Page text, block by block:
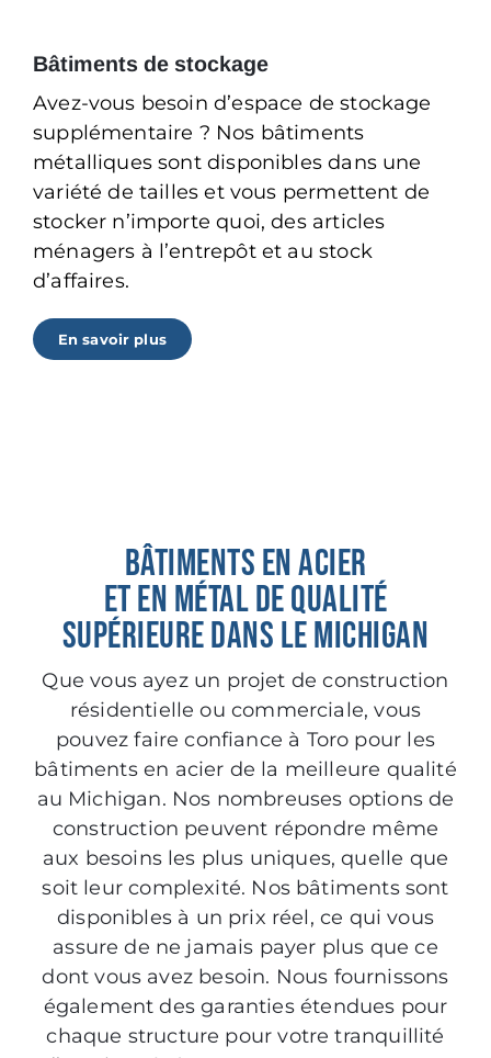
Bâtiments de stockage
Avez-vous besoin d’espace de stockage
supplémentaire ? Nos bâtiments
métalliques sont disponibles dans une
variété de tailles et vous permettent de
stocker n’importe quoi, des articles
ménagers à l’entrepôt et au stock
d’affaires.
En savoir plus
BÂTIMENTS EN ACIER
ET EN MÉTAL DE QUALITÉ
SUPÉRIEURE DANS LE MICHIGAN
Que vous ayez un projet de construction
résidentielle ou commerciale, vous
pouvez faire confiance à Toro pour les
bâtiments en acier de la meilleure qualité
au Michigan. Nos nombreuses options de
construction peuvent répondre même
aux besoins les plus uniques, quelle que
soit leur complexité. Nos bâtiments sont
disponibles à un prix réel, ce qui vous
assure de ne jamais payer plus que ce
dont vous avez besoin. Nous fournissons
également des garanties étendues pour
chaque structure pour votre tranquillité